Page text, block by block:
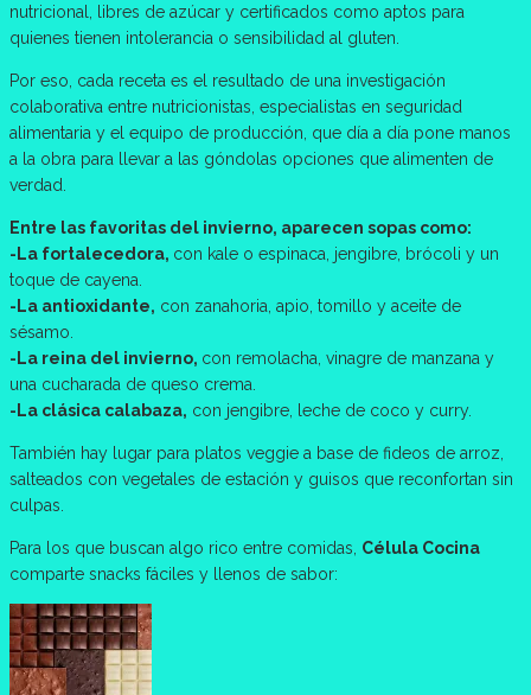
nutricional, libres de azúcar y certificados como aptos para
quienes tienen intolerancia o sensibilidad al gluten.
Por eso, cada receta es el resultado de una investigación
colaborativa entre nutricionistas, especialistas en seguridad
alimentaria y el equipo de producción, que día a día pone manos
a la obra para llevar a las góndolas opciones que alimenten de
verdad.
Entre las favoritas del invierno, aparecen sopas como:
-La fortalecedora, con kale o espinaca, jengibre, brócoli y un
toque de cayena.
-La antioxidante, con zanahoria, apio, tomillo y aceite de
sésamo.
-La reina del invierno, con remolacha, vinagre de manzana y
una cucharada de queso crema.
-La clásica calabaza, con jengibre, leche de coco y curry.
También hay lugar para platos veggie a base de fideos de arroz,
salteados con vegetales de estación y guisos que reconfortan sin
culpas.
Para los que buscan algo rico entre comidas, Célula Cocina
comparte snacks fáciles y llenos de sabor: